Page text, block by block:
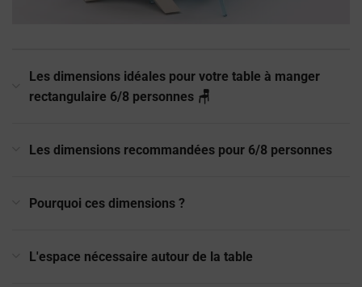
Les dimensions idéales pour votre table à manger
rectangulaire 6/8 personnes 🪑
Les dimensions recommandées pour 6/8 personnes
Pourquoi ces dimensions ?
L'espace nécessaire autour de la table